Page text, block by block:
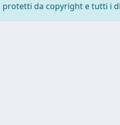
protetti da copyright e tutti i